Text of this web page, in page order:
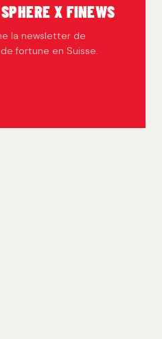
X FINEWS
la newsletter de
fortune en Suisse.